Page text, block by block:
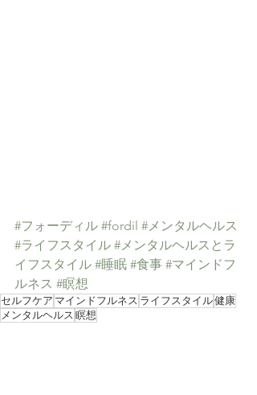
#フォーディル #fordil #メンタルヘルス
#ライフスタイル #メンタルヘルスとラ
イフスタイル #睡眠 #食事 #マインドフ
ルネス #瞑想
セルフケア マインドフルネス ライフスタイル健康
メンタルヘルス 瞑想